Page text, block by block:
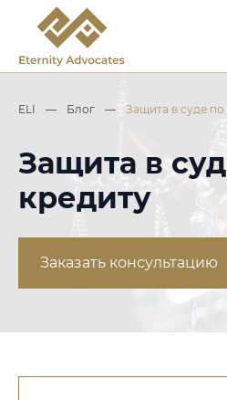
ELI — Блог — Защита в суде по
Защита в
кредиту
Заказать консультацию